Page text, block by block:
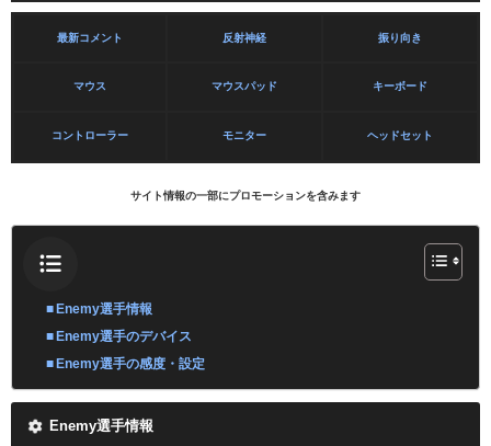
最新コメント 反射神経 振り向き
マウス マウスパッド キーボード
コントローラー モニター ヘッドセット
サイト情報の一部にプロモーションを含みます
Enemy選手情報
Enemy選手のデバイス
Enemy選手の感度・設定
Enemy選手情報